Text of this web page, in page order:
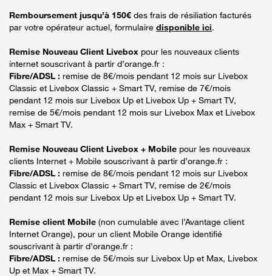
Remboursement jusqu’à 150€ des frais de résiliation facturés
par votre opérateur actuel, formulaire disponible ici.
Remise Nouveau Client Livebox pour les nouveaux clients
internet souscrivant à partir d’orange.fr :
Fibre/ADSL : remise de 8€/mois pendant 12 mois sur Livebox
Classic et Livebox Classic + Smart TV, remise de 7€/mois
pendant 12 mois sur Livebox Up et Livebox Up + Smart TV,
remise de 5€/mois pendant 12 mois sur Livebox Max et Livebox
Max + Smart TV.
Remise Nouveau Client Livebox + Mobile pour les nouveaux
clients Internet + Mobile souscrivant à partir d’orange.fr :
Fibre/ADSL : remise de 8€/mois pendant 12 mois sur Livebox
Classic et Livebox Classic + Smart TV, remise de 2€/mois
pendant 12 mois sur Livebox Up et Livebox Up + Smart TV.
Remise client Mobile (non cumulable avec l’Avantage client
Internet Orange), pour un client Mobile Orange identifié
souscrivant à partir d’orange.fr :
Fibre/ADSL : remise de 5€/mois sur Livebox Up et Max, Livebox
Up et Max + Smart TV.